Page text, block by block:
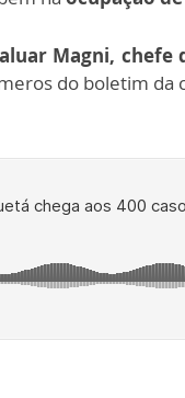
Magni, chefe
do boletim da